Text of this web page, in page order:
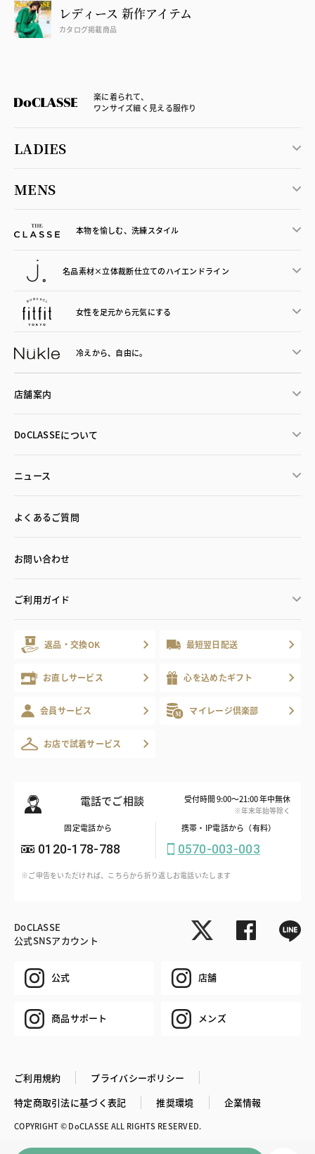
レディース 新作アイテム
カタログ掲載商品
楽に着られて、
ワンサイズ細く見える服作り
LADIES
MENS
本物を愉しむ、洗練スタイル
名品素材×立体裁断仕立てのハイエンドライン
女性を足元から元気にする
冷えから、 自由に。
店舗案内
DoCLASSEについて
ニュース
よくあるご質問
お問い合わせ
ご利用ガイド
返品・交換OK 最短翌日配送
お直しサービス 心を込めたギフト
会員サービス マイレージ倶楽部
お店で試着サービス
電話でご相談 受付時間 9:00～21:00 年中無休
※年末年始等除く
固定電話から
0120-178-788
携帯・IP電話から（有料）
0570-003-003
※ご申告をいただければ、こちらから折り返しお電話いたします
DoCLASSE
公式SNSアカウント
公式 店舗
商品サポート メンズ
ご利用規約
プライバシーポリシー
特定商取引法に基づく表記
推奨環境 企業情報
COPYRIGHT © DoCLASSE ALL RIGHTS RESERVED.